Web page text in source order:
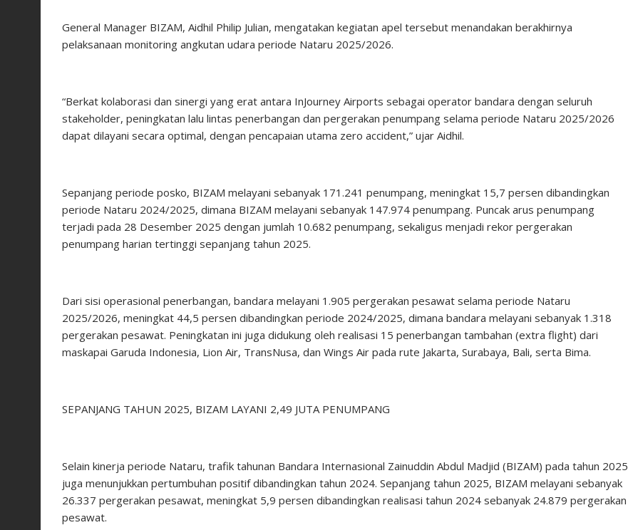
General Manager BIZAM, Aidhil Philip Julian, mengatakan kegiatan apel tersebut menandakan berakhirnya
pelaksanaan monitoring angkutan udara periode Nataru 2025/2026.
“Berkat kolaborasi dan sinergi yang erat antara InJourney Airports sebagai operator bandara dengan seluruh
stakeholder, peningkatan lalu lintas penerbangan dan pergerakan penumpang selama periode Nataru 2025/2026
dapat dilayani secara optimal, dengan pencapaian utama zero accident,” ujar Aidhil.
Sepanjang periode posko, BIZAM melayani sebanyak 171.241 penumpang, meningkat 15,7 persen dibandingkan
periode Nataru 2024/2025, dimana BIZAM melayani sebanyak 147.974 penumpang. Puncak arus penumpang
terjadi pada 28 Desember 2025 dengan jumlah 10.682 penumpang, sekaligus menjadi rekor pergerakan
penumpang harian tertinggi sepanjang tahun 2025.
Dari sisi operasional penerbangan, bandara melayani 1.905 pergerakan pesawat selama periode Nataru
2025/2026, meningkat 44,5 persen dibandingkan periode 2024/2025, dimana bandara melayani sebanyak 1.318
pergerakan pesawat. Peningkatan ini juga didukung oleh realisasi 15 penerbangan tambahan (extra flight) dari
maskapai Garuda Indonesia, Lion Air, TransNusa, dan Wings Air pada rute Jakarta, Surabaya, Bali, serta Bima.
SEPANJANG TAHUN 2025, BIZAM LAYANI 2,49 JUTA PENUMPANG
Selain kinerja periode Nataru, trafik tahunan Bandara Internasional Zainuddin Abdul Madjid (BIZAM) pada tahun 2025
juga menunjukkan pertumbuhan positif dibandingkan tahun 2024. Sepanjang tahun 2025, BIZAM melayani sebanyak
26.337 pergerakan pesawat, meningkat 5,9 persen dibandingkan realisasi tahun 2024 sebanyak 24.879 pergerakan
pesawat.